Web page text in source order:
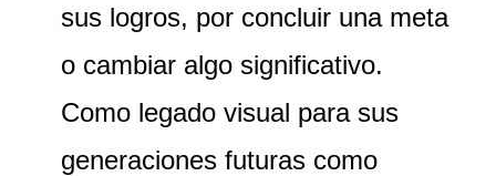
sus logros, por concluir una meta
o cambiar algo significativo.
Como legado visual para sus
generaciones futuras como